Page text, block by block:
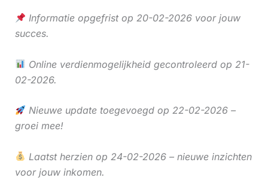
Informatie opgefrist op 20-02-2026 voor jouw
succes.
Online verdienmogelijkheid gecontroleerd op 21-
02-2026.
Nieuwe update toegevoegd op 22-02-2026 –
groei mee!
Laatst herzien op 24-02-2026 – nieuwe inzichten
voor jouw inkomen.